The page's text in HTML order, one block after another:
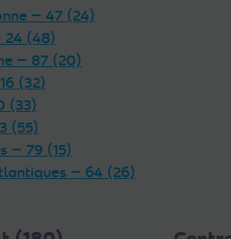
— 47 (24)
24 (48)
— 87 (20)
(32)
(33)
(55)
— 79 (15)
— 64 (26)